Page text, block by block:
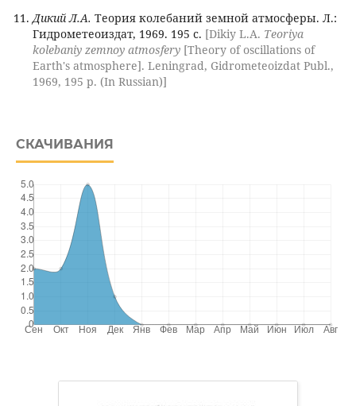
Дикий Л.А. Теория колебаний земной атмосферы. Л.:
Гидрометеоиздат, 1969. 195 с. [Dikiy L.A. Teoriya
kolebaniy zemnoy atmosfery[Theory of oscillations of
Earth's atmosphere]. Leningrad, Gidrometeoizdat Publ.,
1969, 195 p. (In Russian)]
СКАЧИВАНИЯ